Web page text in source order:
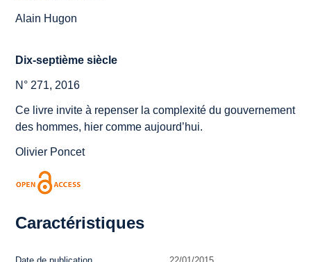
Alain Hugon
Dix-septième siècle
N° 271, 2016
Ce livre invite à repenser la complexité du gouvernement
des hommes, hier comme aujourd’hui.
Olivier Poncet
Caractéristiques